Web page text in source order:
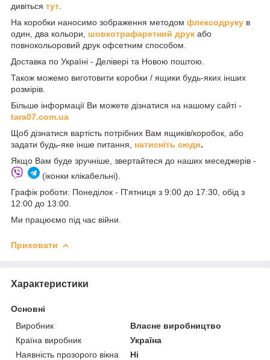
дивіться тут
На коробки наносимо зображення методом флексодруку в
один, два кольори, шовкотрафаретний друк або
повнокольоровий друк офсетним способом.
Доставка по Україні - Делівері та Новою поштою.
Також можемо виготовити коробки / ящики будь-яких інших
розмірів.
Більше інформації Ви можете дізнатися на нашому сайті -
tara07.com.ua
Щоб дізнатися вартість потрібних Вам ящиків/коробок, або
задати будь-яке інше питання, натисніть сюди.
Якщо Вам буде зручніше, звертайтеся до наших меседжерів -
(іконки клікабельні).
Графік роботи: Понеділок - П'ятниця з 9:00 до 17:30, обід з
12:00 до 13:00.
Ми працюємо під час війни.
Приховати
Характеристики
Основні
Виробник
Власне виробництво
Країна виробник
Україна
Наявність прозорого вікна
Ні